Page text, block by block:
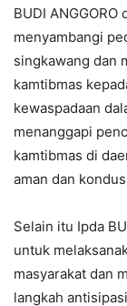
BUDI
menyambangi
singkawang dan
kamtibmas
kewaspadaan
menanggapi
kamtibmas di
aman dan
Selain itu Ipda
untuk
masyarakat dan
langkah